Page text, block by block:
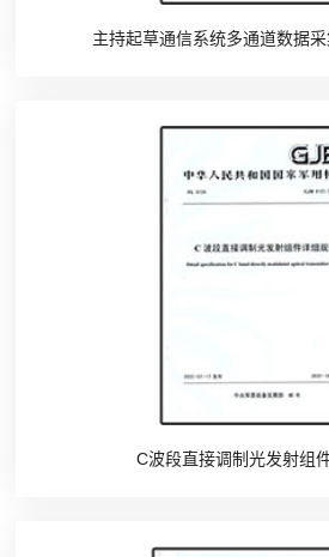
主持起草通信系统多通道数据
C波段直接调制光发射组